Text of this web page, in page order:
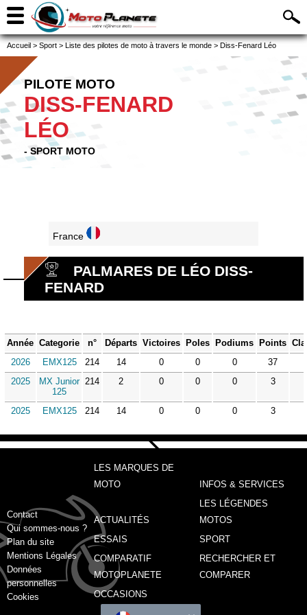
Accueil > Sport > Liste des pilotes de moto à travers le monde > Diss-Fenard Léo
PILOTE MOTO
DISS-FENARD
LÉO
- SPORT MOTO
France
PALMARES DE LÉO DISS-
FENARD
Année Categorie n° Départs Victoires Poles Podiums Points
2026
EMX125 214 14 0 0 0
37
2025
MX Junior
125
214 2 0 0 0 3
2025 EMX125 214 14 0 0 0 3
Contact
Qui sommes-nous ?
Plan du site
Mentions Légales
Données
personnelles
Cookies
LES MARQUES DE
MOTO
INFOS & SERVICES
ACTUALITÉS
LES LÉGENDES
MOTOS
ESSAIS
SPORT
COMPARATIF
MOTOPLANETE
RECHERCHER ET
COMPARER
OCCASIONS